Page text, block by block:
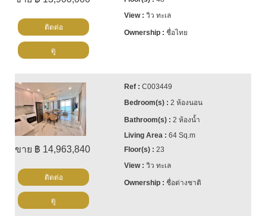
วิว ทะเล
ชื่อไทย
ติดต่อ
ดู
ขาย ฿ 14,963,840
C003449
2 ห้องนอน
2 ห้องน้ำ
64 Sq.m
23
วิว ทะเล
ชื่อต่างชาติ
ติดต่อ
ดู